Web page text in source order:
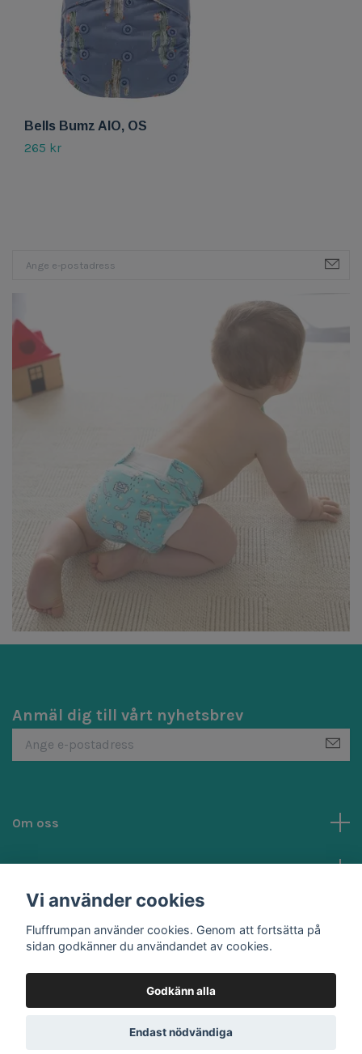
Bells Bumz AIO, OS
265 kr
Anmäl dig till vårt nyhetsbrev
Om oss
Kundtjänst
© 2026 Fluffrumpan
Vi använder cookies
Fluffrumpan använder cookies. Genom att fortsätta på
sidan godkänner du användandet av cookies.
Godkänn alla
Endast nödvändiga